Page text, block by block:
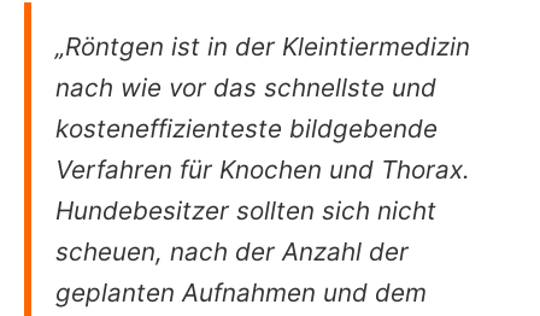
„Röntgen ist in der Kleintiermedizin
nach wie vor das schnellste und
kosteneffizienteste bildgebende
Verfahren für Knochen und Thorax.
Hundebesitzer sollten sich nicht
scheuen, nach der Anzahl der
geplanten Aufnahmen und dem